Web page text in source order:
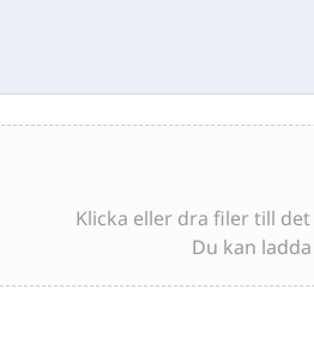
Klicka eller dra filer till
Du kan